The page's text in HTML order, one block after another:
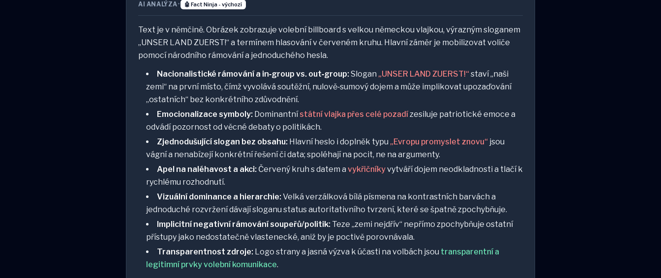
AI ANALÝZA• 🤖 Fact Ninja - výchozí
Text je v němčině. Obrázek zobrazuje volební billboard s velkou německou vlajkou, výrazným sloganem
„UNSER LAND ZUERST!“ a termínem hlasování v červeném kruhu. Hlavní záměr je mobilizovat voliče
pomocí národního rámování a jednoduchého hesla.
Nacionalistické rámování a in‑group vs. out‑group: Slogan „UNSER LAND ZUERST!“ staví „naši
zemi“ na první místo, čímž vyvolává soutěžní, nulově‑sumový dojem a může implikovat upozaďování
„ostatních“ bez konkrétního zdůvodnění.
Emocionalizace symboly: Dominantnístátní vlajka přes celé pozadízesiluje patriotické emoce a
odvádí pozornost od věcné debaty o politikách.
Zjednodušující slogan bez obsahu: Hlavní heslo i doplněk typu „Evropu promyslet znovu“ jsou
vágní a nenabízejí konkrétní řešení či data; spoléhají na pocit, ne na argumenty.
Apel na naléhavost a akci: Červený kruh s datem a vykřičníkyvytváří dojem neodkladnosti a tlačí k
rychlému rozhodnutí.
Vizuální dominance a hierarchie: Velká verzálková bílá písmena na kontrastních barvách a
jednoduché rozvržení dávají sloganu status autoritativního tvrzení, které se špatně zpochybňuje.
Implicitní negativní rámování soupeřů/politik: Teze „zemi nejdřív“ nepřímo zpochybňuje ostatní
přístupy jako nedostatečně vlastenecké, aniž by je poctivě porovnávala.
Transparentnost zdroje: Logo strany a jasná výzva k účasti na volbách jsou transparentní a
legitimní prvky volební komunikace.